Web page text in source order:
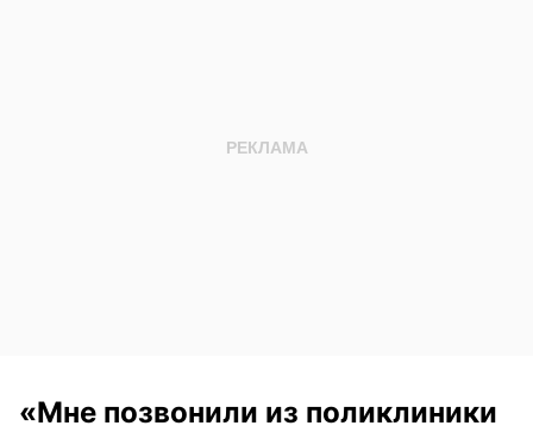
«Мне позвонили из поликлиники